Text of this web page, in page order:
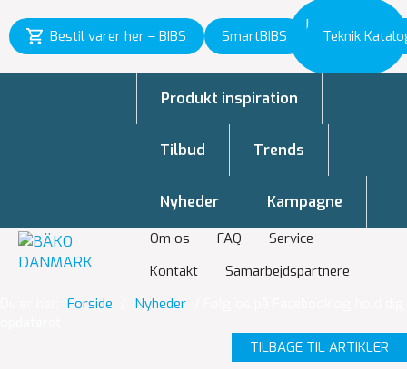
Bestil varer her – BIBS SmartBIBS Teknik
Inspiration
til vækst
Om os FAQ
Service
Kontakt
Samarbejdspartnere
Produkt inspiration
Tilbud Trends
Nyheder Kampagne
Forside Nyheder
TILBAGE TIL ARTIKLER